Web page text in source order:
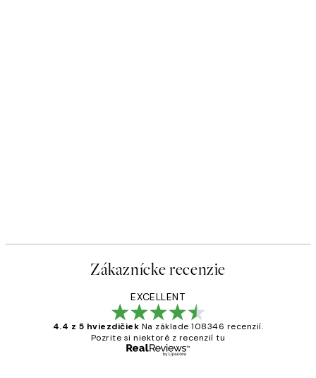
Zákaznícke recenzie
EXCELLENT
4.4 z 5 hviezdičiek Na základe 108346 recenzií.
Pozrite si niektoré z recenzií tu